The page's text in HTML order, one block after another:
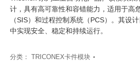
计，具有高可靠性和容错能力，适用于高
（SIS）和过程控制系统（PCS）。其设
中实现安全、稳定和持续运行。
分类： TRICONEX卡件模块